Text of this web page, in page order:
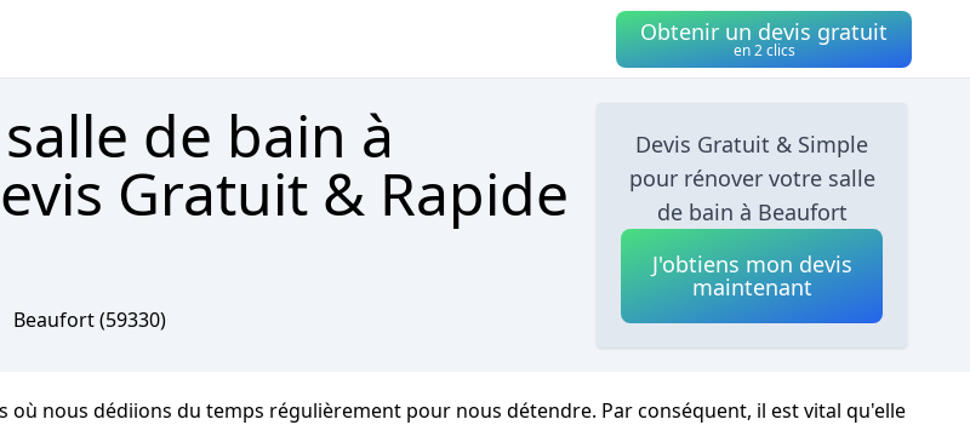
Obtenir un devis gratuit
en 2 clics
de bain à
Gratuit & Rapide
Beaufort(59330)
Devis Gratuit & Simple
pour rénover votre salle
de bain à Beaufort
J'obtiens mon devis
maintenant
où nous dédiions du temps régulièrement pour nous détendre. Par conséquent, il est vital qu'elle